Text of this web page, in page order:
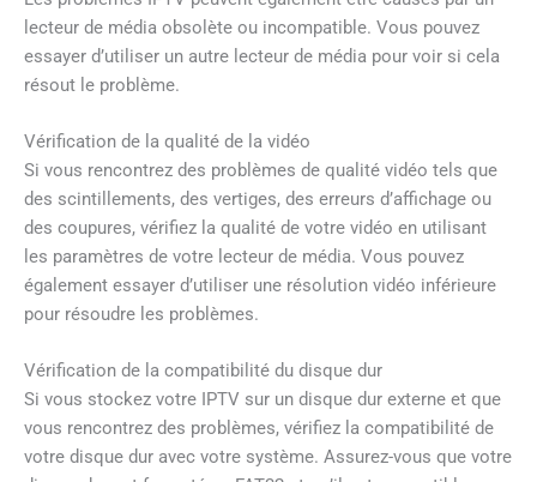
lecteur de média obsolète ou incompatible. Vous pouvez
essayer d’utiliser un autre lecteur de média pour voir si cela
résout le problème.
Vérification de la qualité de la vidéo
Si vous rencontrez des problèmes de qualité vidéo tels que
des scintillements, des vertiges, des erreurs d’affichage ou
des coupures, vérifiez la qualité de votre vidéo en utilisant
les paramètres de votre lecteur de média. Vous pouvez
également essayer d’utiliser une résolution vidéo inférieure
pour résoudre les problèmes.
Vérification de la compatibilité du disque dur
Si vous stockez votre IPTV sur un disque dur externe et que
vous rencontrez des problèmes, vérifiez la compatibilité de
votre disque dur avec votre système. Assurez-vous que votre